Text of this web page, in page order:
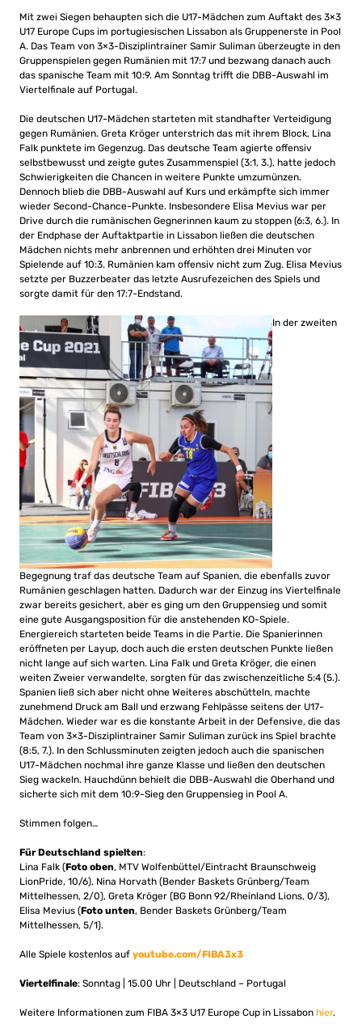
Mit zwei Siegen behaupten sich die U17-Mädchen zum Auftakt des 3×3
U17 Europe Cups im portugiesischen Lissabon als Gruppenerste in Pool
A. Das Team von 3×3-Disziplintrainer Samir Suliman überzeugte in den
Gruppenspielen gegen Rumänien mit 17:7 und bezwang danach auch
das spanische Team mit 10:9. Am Sonntag trifft die DBB-Auswahl im
Viertelfinale auf Portugal.
Die deutschen U17-Mädchen starteten mit standhafter Verteidigung
gegen Rumänien. Greta Kröger unterstrich das mit ihrem Block, Lina
Falk punktete im Gegenzug. Das deutsche Team agierte offensiv
selbstbewusst und zeigte gutes Zusammenspiel (3:1, 3.), hatte jedoch
Schwierigkeiten die Chancen in weitere Punkte umzumünzen.
Dennoch blieb die DBB-Auswahl auf Kurs und erkämpfte sich immer
wieder Second-Chance-Punkte. Insbesondere Elisa Mevius war per
Drive durch die rumänischen Gegnerinnen kaum zu stoppen (6:3, 6.). In
der Endphase der Auftaktpartie in Lissabon ließen die deutschen
Mädchen nichts mehr anbrennen und erhöhten drei Minuten vor
Spielende auf 10:3. Rumänien kam offensiv nicht zum Zug. Elisa Mevius
setzte per Buzzerbeater das letzte Ausrufezeichen des Spiels und
sorgte damit für den 17:7-Endstand.
In der zweiten
Begegnung traf das deutsche Team auf Spanien, die ebenfalls zuvor
Rumänien geschlagen hatten. Dadurch war der Einzug ins Viertelfinale
zwar bereits gesichert, aber es ging um den Gruppensieg und somit
eine gute Ausgangsposition für die anstehenden KO-Spiele.
Energiereich starteten beide Teams in die Partie. Die Spanierinnen
eröffneten per Layup, doch auch die ersten deutschen Punkte ließen
nicht lange auf sich warten. Lina Falk und Greta Kröger, die einen
weiten Zweier verwandelte, sorgten für das zwischenzeitliche 5:4 (5.).
Spanien ließ sich aber nicht ohne Weiteres abschütteln, machte
zunehmend Druck am Ball und erzwang Fehlpässe seitens der U17-
Mädchen. Wieder war es die konstante Arbeit in der Defensive, die das
Team von 3×3-Disziplintrainer Samir Suliman zurück ins Spiel brachte
(8:5, 7.). In den Schlussminuten zeigten jedoch auch die spanischen
U17-Mädchen nochmal ihre ganze Klasse und ließen den deutschen
Sieg wackeln. Hauchdünn behielt die DBB-Auswahl die Oberhand und
sicherte sich mit dem 10:9-Sieg den Gruppensieg in Pool A.
Stimmen folgen…
Für Deutschland spielten:
Lina Falk (Foto oben, MTV Wolfenbüttel/Eintracht Braunschweig
LionPride, 10/6), Nina Horvath (Bender Baskets Grünberg/Team
Mittelhessen, 2/0), Greta Kröger (BG Bonn 92/Rheinland Lions, 0/3),
Elisa Mevius (Foto unten, Bender Baskets Grünberg/Team
Mittelhessen, 5/1).
Alle Spiele kostenlos auf youtube.com/FIBA3x3
Viertelfinale: Sonntag | 15.00 Uhr | Deutschland – Portugal
Weitere Informationen zum FIBA 3×3 U17 Europe Cup in Lissabon hier.